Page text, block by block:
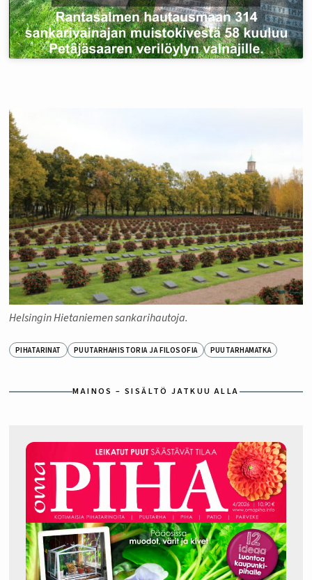
Helsingin Hietaniemen sankarihautoja.
PIHATARINAT PUUTARHAHISTORIA JA FILOSOFIA PUUTARHAMATKA
MAINOS – SISÄLTÖ JATKUU ALLA